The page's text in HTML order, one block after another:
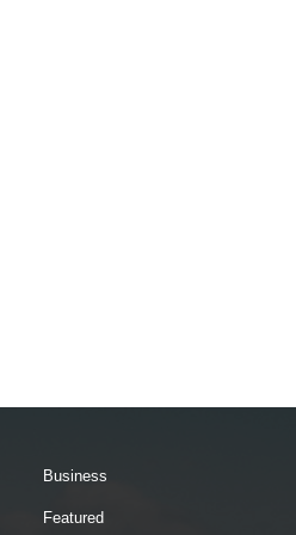
Business
Featured